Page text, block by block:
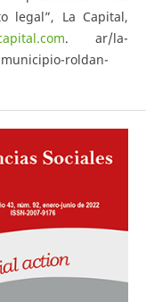
legal”, La Capital,
. ar/la-
roldan-